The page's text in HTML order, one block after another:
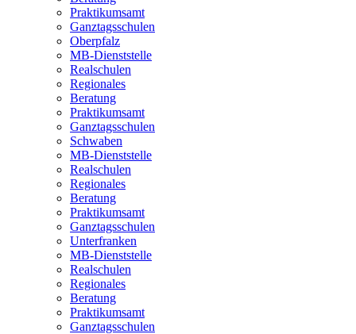
Praktikumsamt
Ganztagsschulen
Oberpfalz
MB-Dienststelle
Realschulen
Regionales
Beratung
Praktikumsamt
Ganztagsschulen
Schwaben
MB-Dienststelle
Realschulen
Regionales
Beratung
Praktikumsamt
Ganztagsschulen
Unterfranken
MB-Dienststelle
Realschulen
Regionales
Beratung
Praktikumsamt
Ganztagsschulen